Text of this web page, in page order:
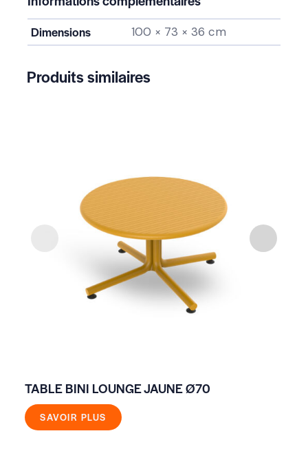
Dimensions 100 × 73 × 36 cm
Produits similaires
TABLE BINI LOUNGE JAUNE Ø70
SAVOIR PLUS